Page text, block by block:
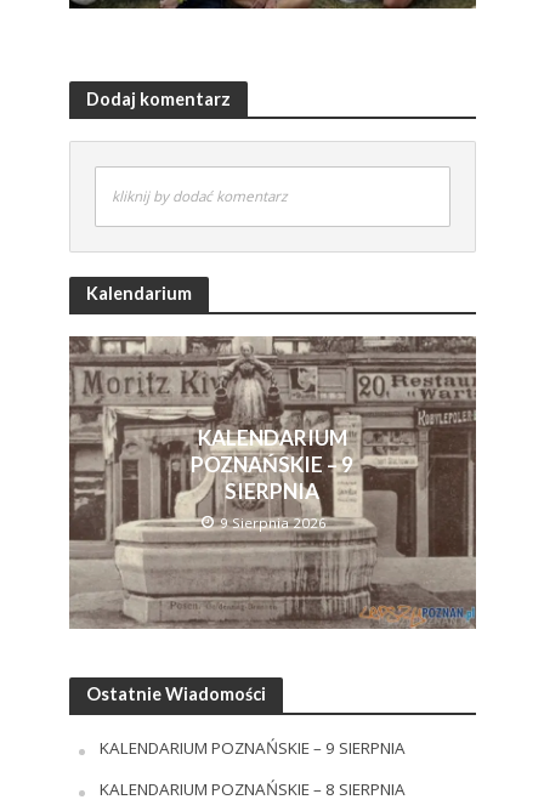
Dodaj komentarz
kliknij by dodać komentarz
Kalendarium
KALENDARIUM
POZNAŃSKIE – 9
SIERPNIA
9 Sierpnia 2026
Ostatnie Wiadomości
KALENDARIUM POZNAŃSKIE – 9 SIERPNIA
KALENDARIUM POZNAŃSKIE – 8 SIERPNIA